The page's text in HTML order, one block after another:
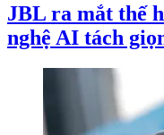
JBL ra mắt thế
nghệ AI tách